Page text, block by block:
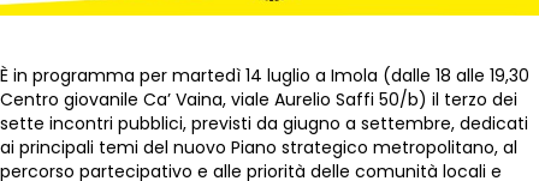
È in programma per martedì 14 luglio a Imola (dalle 18 alle 19,30
Centro giovanile Ca’ Vaina, viale Aurelio Saffi 50/b) il terzo dei
sette incontri pubblici, previsti da giugno a settembre, dedicati
ai principali temi del nuovo Piano strategico metropolitano, al
percorso partecipativo e alle priorità delle comunità locali e